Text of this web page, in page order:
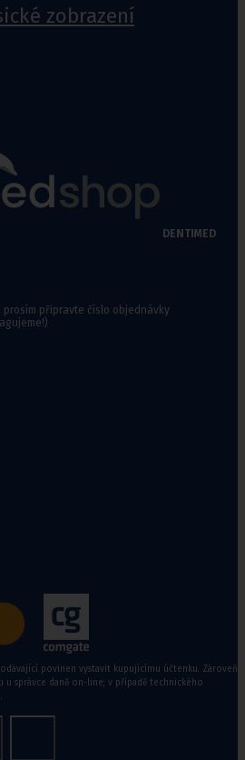
zobrazení
DENTIMED
prosím připravte číslo objednávky
povinen vystavit kupujícímu účtenku. Zároveň
správce daně on-line; v případě technického